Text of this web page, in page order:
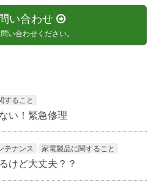
い合わせ
い合わせください。
すること
い！緊急修理
テナンス 家電製品に関すること
けど大丈夫？？